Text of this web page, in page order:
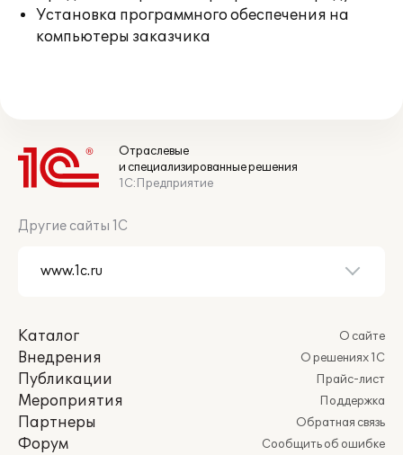
Установка программного обеспечения на
компьютеры заказчика
Отраслевые
и специализированные решения
1С:Предприятие
Другие сайты 1С
Каталог
Внедрения
Публикации
Мероприятия
Партнеры
Форум
О сайте
О решениях 1С
Прайс-лист
Поддержка
Обратная связь
Сообщить об ошибке